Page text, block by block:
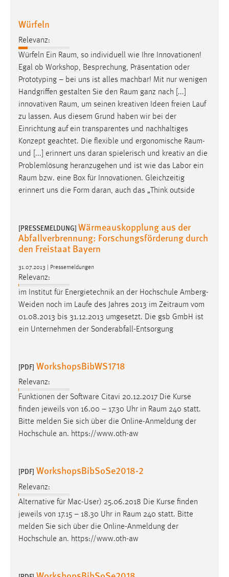
Würfeln
Relevanz:
Würfeln Ein Raum, so individuell wie Ihre Innovationen!
Egal ob Workshop, Besprechung, Präsentation oder
Prototyping – bei uns ist alles machbar! Mit nur wenigen
Handgriffen gestalten Sie den Raum ganz nach [...]
innovativen Raum, um seinen kreativen Ideen freien Lauf
zu lassen. Aus diesem Grund haben wir bei der
Einrichtung auf ein transparentes und nachhaltiges
Konzept geachtet. Die flexible und ergonomische Raum-
und [...] erinnert uns daran spielerisch und kreativ an die
Problemlösung heranzugehen und ist wie das Labor ein
Raum bzw. eine Box für Innovationen. Gleichzeitig
erinnert uns die Form daran, auch das „Think outside
[PRESSEMELDUNG] Wärmeauskopplung aus der
Abfallverbrennung: Forschungsförderung durch
den Freistaat Bayern
31.07.2013 | Pressemeldungen
Relevanz:
im Institut für Energietechnik an der Hochschule Amberg-
Weiden noch im Laufe des Jahres 2013 im Zeitraum vom
01.08.2013 bis 31.12.2013 umgesetzt. Die gsb GmbH ist
ein Unternehmen der Sonderabfall-Entsorgung
[PDF] WorkshopsBibWS1718
Relevanz:
Funktionen der Software Citavi 20.12.2017 Die Kurse
finden jeweils von 16.00 – 17.30 Uhr in Raum 240 statt.
Bitte melden Sie sich über die Online-Anmeldung der
Hochschule an. https://www.oth-aw
[PDF] WorkshopsBibSoSe2018-2
Relevanz:
Alternative für Mac-User) 25.06.2018 Die Kurse finden
jeweils von 17.15 – 18.30 Uhr in Raum 240 statt. Bitte
melden Sie sich über die Online-Anmeldung der
Hochschule an. https://www.oth-aw